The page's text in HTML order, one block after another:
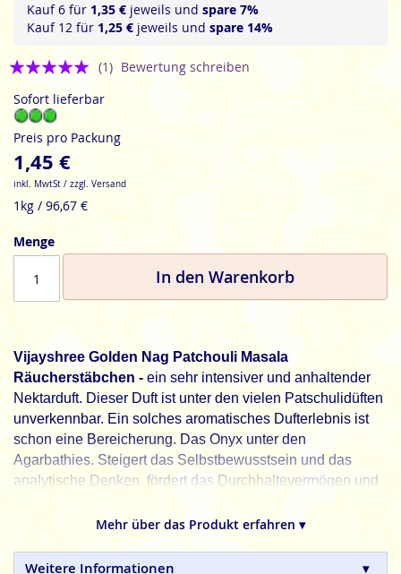
Kauf 6 für 1,35 € jeweils und spare 7%
Kauf 12 für 1,25 € jeweils und spare 14%
Bewertung:
(1) Bewertung schreiben
Sofort lieferbar
Preis pro Packung
1,45 €
inkl. MwtSt / zzgl. Versand
1kg / 96,67 €
Menge
In den Warenkorb
Vijayshree Golden Nag Patchouli Masala
Räucherstäbchen - ein sehr intensiver und anhaltender
Nektarduft. Dieser Duft ist unter den vielen Patschulidüften
unverkennbar. Ein solches aromatisches Dufterlebnis ist
schon eine Bereicherung. Das Onyx unter den
Agarbathies. Steigert das Selbstbewusstsein und das
analytische Denken, fördert das Durchhaltevermögen und
Die Golden Nag Serie erfreut sich größter
Beliebtheit.100% natürliche Zutaten, ohne tierische,
toxische oder petrochemische Zusätze.
Mehr über das Produkt erfahren ▾
Weitere Informationen